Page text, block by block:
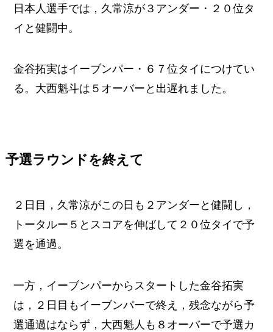
日本人選手では，久常涼が３アンダー・２０位タ
イと健闘中。
金谷拓実はイーブンパー・６７位タイにつけてい
る。大西魁斗は５オーバーと出遅れました。
予選ラウンドを終えて
２日目，久常涼がこの日も２アンダーと健闘し，
トータルー５とスコアを伸ばして２０位タイで予
選を通過。
一方，イーブンパーからスタートした金谷拓実
は，２日目もイーブンパーで終え，残念ながら予
選通過はならず，大西魁人も８オーバーで予選カ